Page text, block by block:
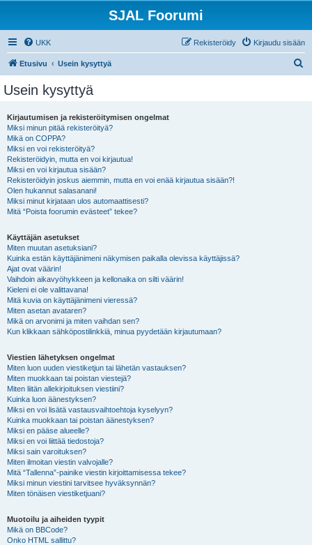
SJAL Foorumi
UKK Kirjaudu sisään
Rekisteröidy
Etusivu Usein kysyttyä
Usein kysyttyä
Kirjautumisen ja rekisteröitymisen ongelmat
Miksi minun pitää rekisteröityä?
Mikä on COPPA?
Miksi en voi rekisteröityä?
Rekisteröidyin, mutta en voi kirjautua!
Miksi en voi kirjautua sisään?
Rekisteröidyin joskus aiemmin, mutta en voi enää kirjautua sisään?!
Olen hukannut salasanani!
Miksi minut kirjataan ulos automaattisesti?
Mitä “Poista foorumin evästeet” tekee?
Käyttäjän asetukset
Miten muutan asetuksiani?
Kuinka estän käyttäjänimeni näkymisen paikalla olevissa käyttäjissä?
Ajat ovat väärin!
Vaihdoin aikavyöhykkeen ja kellonaika on silti väärin!
Kieleni ei ole valittavana!
Mitä kuvia on käyttäjänimeni vieressä?
Miten asetan avataren?
Mikä on arvonimi ja miten vaihdan sen?
Kun klikkaan sähköpostilinkkiä, minua pyydetään kirjautumaan?
Viestien lähetyksen ongelmat
Miten luon uuden viestiketjun tai lähetän vastauksen?
Miten muokkaan tai poistan viestejä?
Miten liitän allekirjoituksen viestiini?
Kuinka luon äänestyksen?
Miksi en voi lisätä vastausvaihtoehtoja kyselyyn?
Kuinka muokkaan tai poistan äänestyksen?
Miksi en pääse alueelle?
Miksi en voi liittää tiedostoja?
Miksi sain varoituksen?
Miten ilmoitan viestin valvojalle?
Mitä “Tallenna”-painike viestin kirjoittamisessa tekee?
Miksi minun viestini tarvitsee hyväksynnän?
Miten tönäisen viestiketjuani?
Muotoilu ja aiheiden tyypit
Mikä on BBCode?
Onko HTML sallittu?